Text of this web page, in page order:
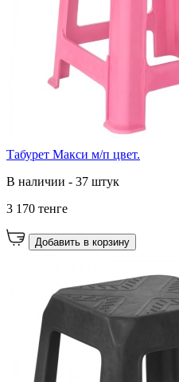
Табурет Макси м/п цвет.
В наличии - 37 штук
3 170 тенге
Добавить в корзину